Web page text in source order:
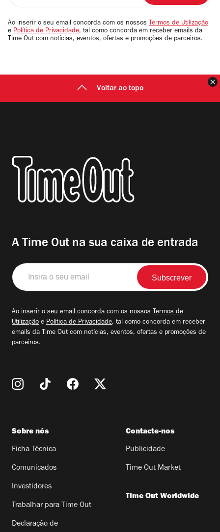
email
Ao inserir o seu email concorda com os nossos Termos de Utilização
e Política de Privacidade, tal como concorda em receber emails da
Time Out com notícias, eventos, ofertas e promoções de parceiros.
Voltar ao topo
A Time Out na sua caixa de entrada
Insira
o
seu
Ao inserir o seu email concorda com os nossos Termos de
Utilização e Política de Privacidade, tal como concorda em receber
emails da Time Out com notícias, eventos, ofertas e promoções de
parceiros.
Sobre nós
Ficha Técnica
Comunicados
Investidores
Trabalhar para Time Out
Declaração de
Contacte-nos
Publicidade
Time Out Market
Time Out Worldwide